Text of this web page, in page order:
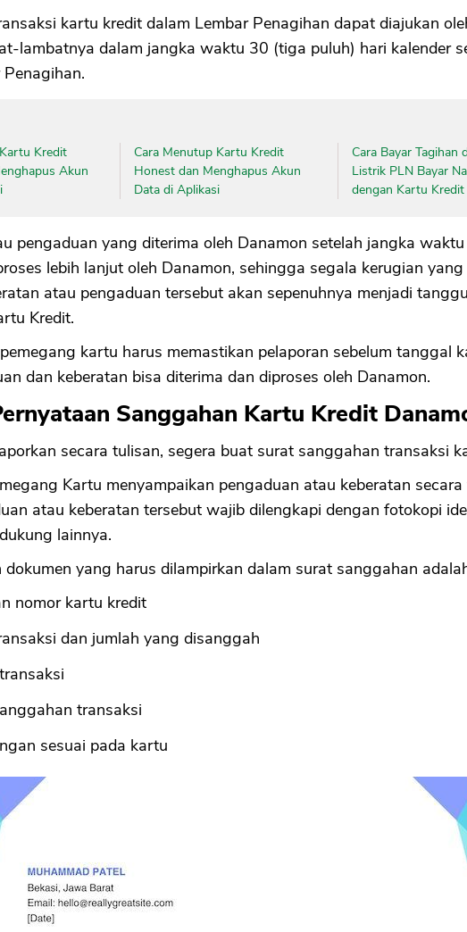
kartu kredit dalam Lembar Penagihan dapat diajukan
lambatnya dalam jangka waktu 30 (tiga puluh) hari kalender
Kredit
Akun
Cara Menutup Kartu Kredit
Honest dan Menghapus Akun
Data di Aplikasi
Cara Bayar Tagihan
Listrik PLN Bayar
dengan Kartu Kredit
pengaduan yang diterima oleh Danamon setelah jangka
lebih lanjut oleh Danamon, sehingga segala kerugian
atau pengaduan tersebut akan sepenuhnya menjadi
Kredit.
kartu harus memastikan pelaporan sebelum tanggal
dan keberatan bisa diterima dan diproses oleh Danamon.
Sanggahan Kartu Kredit
secara tulisan, segera buat surat sanggahan transaksi
Kartu menyampaikan pengaduan atau keberatan
atau keberatan tersebut wajib dilengkapi dengan fotokopi
lainnya.
dokumen yang harus dilampirkan dalam surat sanggahan
nomor kartu kredit
dan jumlah yang disanggah
transaksi
sesuai pada kartu